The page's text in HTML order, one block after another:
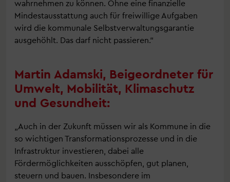
wahrnehmen zu können. Ohne eine finanzielle
Mindestausstattung auch für freiwillige Aufgaben
wird die kommunale Selbstverwaltungsgarantie
ausgehöhlt. Das darf nicht passieren.“
Martin Adamski, Beigeordneter für
Umwelt, Mobilität, Klimaschutz
und Gesundheit:
„Auch in der Zukunft müssen wir als Kommune in die
so wichtigen Transformationsprozesse und in die
Infrastruktur investieren, dabei alle
Fördermöglichkeiten ausschöpfen, gut planen,
steuern und bauen. Insbesondere im